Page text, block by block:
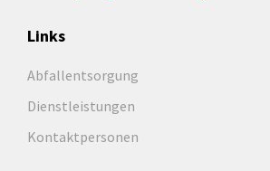
Links
Abfallentsorgung
Dienstleistungen
Kontaktpersonen